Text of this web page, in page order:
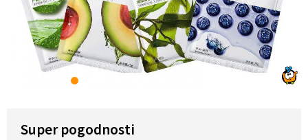
1
Super pogodnosti